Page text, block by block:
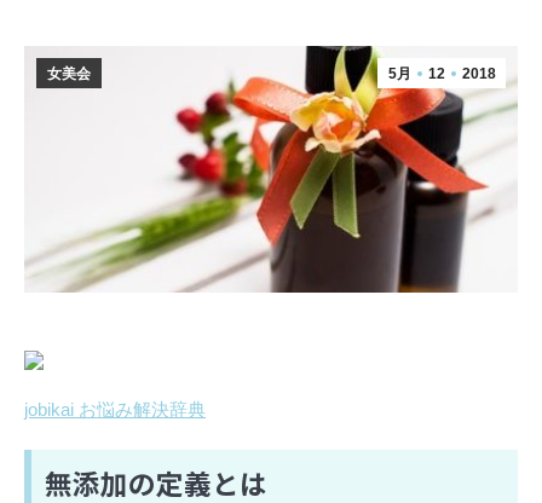
5月 12 2018
女美会
jobikai お悩み解決辞典
無添加の定義とは